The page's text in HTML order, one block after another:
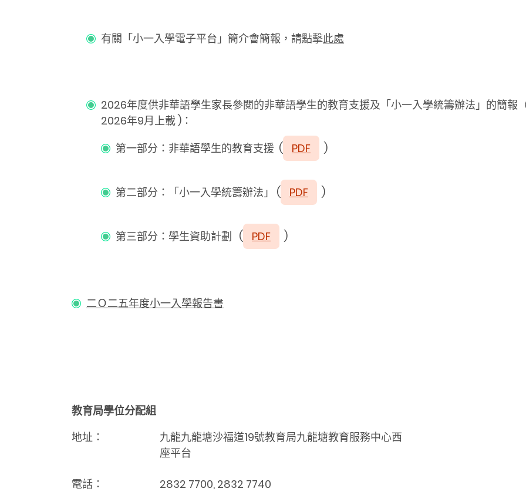
有關「小一入學電子平台」簡介會簡報，請點擊此處
2026年度供非華語學生家長參閱的非華語學生的教育支援及「小一入學統籌辦法」的簡報
2026年9月上載 )：
第一部分：非華語學生的教育支援 (
PDF )
第二部分：「小一入學統籌辦法」 ( PDF )
第三部分：學生資助計劃 ( PDF )
二Ｏ二五年度小一入學報告書
教育局學位分配組
地址：
九龍九龍塘沙福道19號教育局九龍塘教育服務中心西
座平台
電話： 2832 7700, 2832 7740